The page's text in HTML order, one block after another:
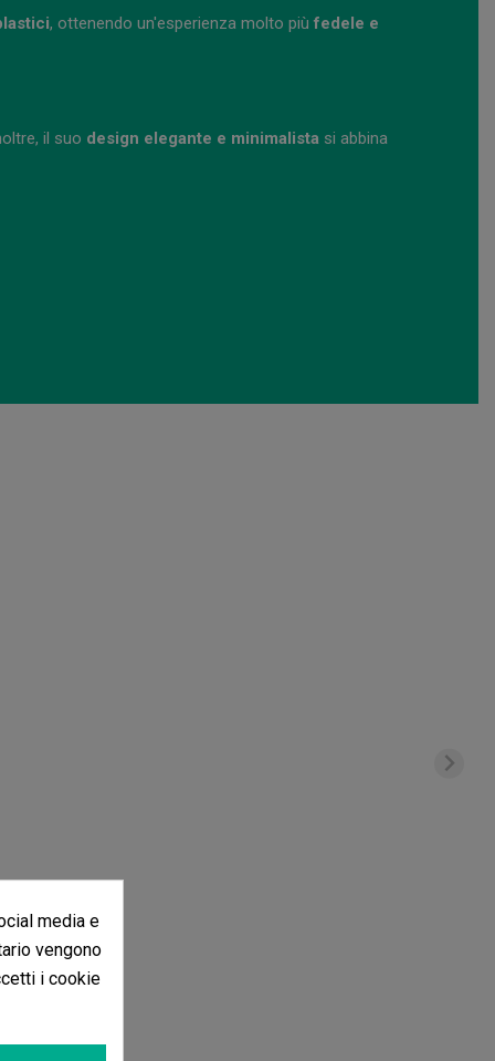
, ottenendo un'esperienza molto piùfedele e
il suo design elegante e minimalista si abbina
media e
vengono
i cookie